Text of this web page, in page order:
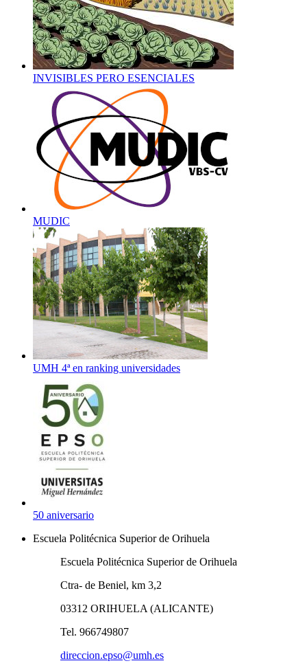
INVISIBLES PERO ESENCIALES
MUDIC
UMH 4ª en ranking universidades
50 aniversario
Escuela Politécnica Superior de Orihuela
Escuela Politécnica Superior de Orihuela
Ctra- de Beniel, km 3,2
03312 ORIHUELA (ALICANTE)
Tel. 966749807
direccion.epso@umh.es